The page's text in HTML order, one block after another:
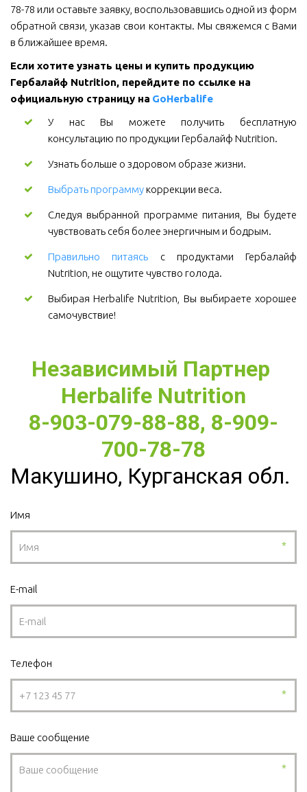
78-78 или оставьте заявку, воспользовавшись одной из форм
обратной связи, указав свои контакты. Мы свяжемся с Вами
в ближайшее время.
Если хотите узнать цены и купить продукцию
Гербалайф Nutrition, перейдите по ссылке на
официальную страницу на GoHerbalife
У нас Вы можете получить бесплатную
консультацию по продукции Гербалайф Nutrition.
Узнать больше о здоровом образе жизни.
Выбрать программукоррекции веса.
Следуя выбранной программе питания, Вы будете
чувствовать себя более энергичным и бодрым.
Правильно питаясь с продуктами Гербалайф
Nutrition, не ощутите чувство голода.
Выбирая Herbalife Nutrition, Вы выбираете хорошее
самочувствие!
Независимый Партнер
Herbalife Nutrition
8-903-079-88-88, 8-909-
700-78-78
Макушино, Курганская обл.
Имя
*
E-mail
Телефон
*
Ваше сообщение
*